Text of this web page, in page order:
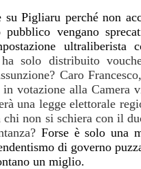
su Pigliaru perché non
vengano
ultraliberista
ha solo distribuito
Caro
in votazione alla Camera
una legge elettorale
chi non si schiera con il
Forse è solo una
di governo
un miglio.